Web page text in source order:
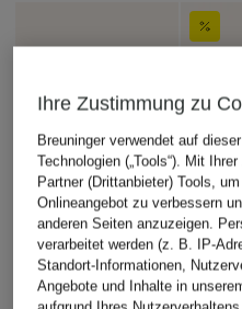
Ihre Zustimmung zu
Breuninger verwendet auf
Technologien („Tools“). Mit
Partner (Drittanbieter) Tools,
Onlineangebot zu verbessern
anderen Seiten anzuzeigen.
verarbeitet werden (z. B. IP-
Standort-Informationen,
Angebote und Inhalte in